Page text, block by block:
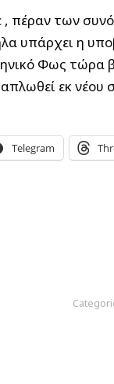
πέραν των
υπάρχει η
Φως τώρα
εκ
Telegram